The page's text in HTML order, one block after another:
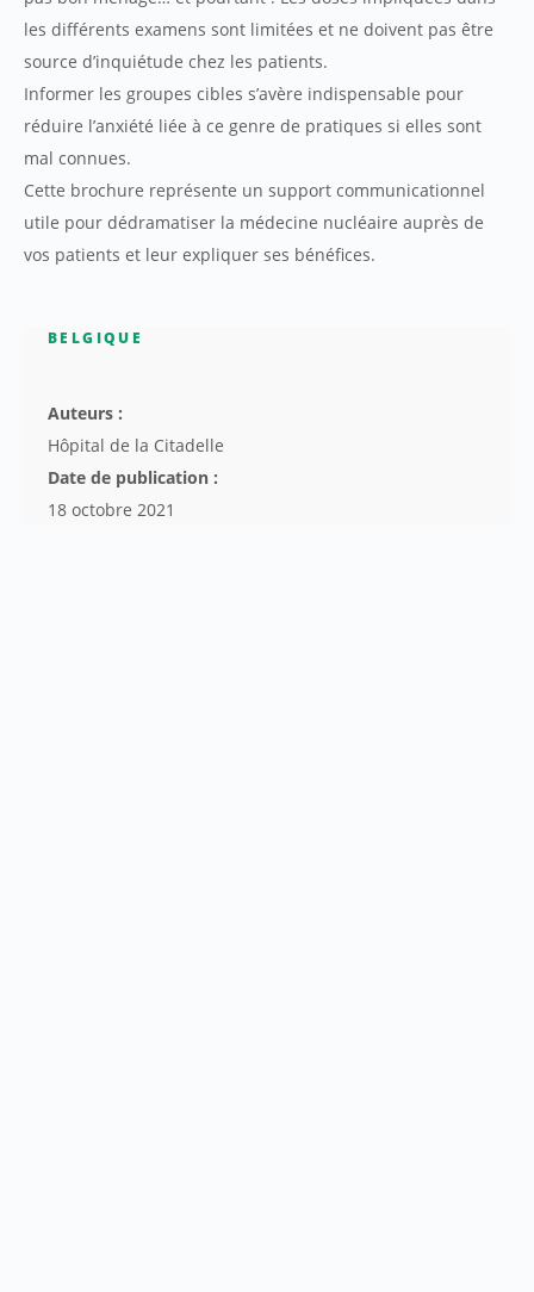
les différents examens sont limitées et ne doivent pas être
source d’inquiétude chez les patients.
Informer les groupes cibles s’avère indispensable pour
réduire l’anxiété liée à ce genre de pratiques si elles sont
mal connues.
Cette brochure représente un support communicationnel
utile pour dédramatiser la médecine nucléaire auprès de
vos patients et leur expliquer ses bénéfices.
BELGIQUE
Auteurs :
Hôpital de la Citadelle
Date de publication :
18 octobre 2021